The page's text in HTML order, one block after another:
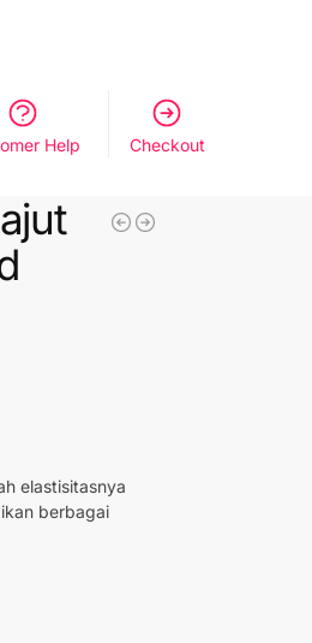
Help Checkout
elastisitasnya
berbagai